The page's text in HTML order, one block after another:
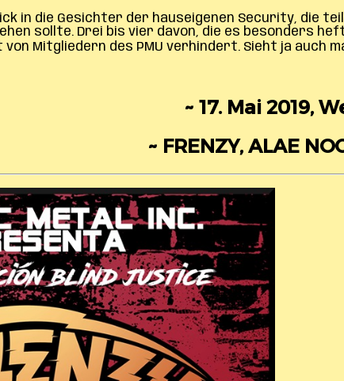
in die Gesichter der hauseigenen Security, die
sollte. Drei bis vier davon, die es
Mitgliedern des PMU verhindert. Sieht ja auch
~ 17. Mai 2019,
~ FRENZY, ALAE